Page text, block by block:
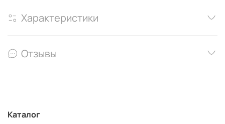
Характеристики
Отзывы
Каталог